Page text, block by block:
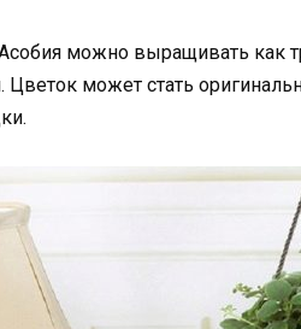
можно выращивать как
Цветок может стать